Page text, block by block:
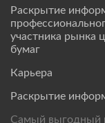
Раскрытие
участника рынка
бумаг
Карьера
Раскрытие
Самый выгодный